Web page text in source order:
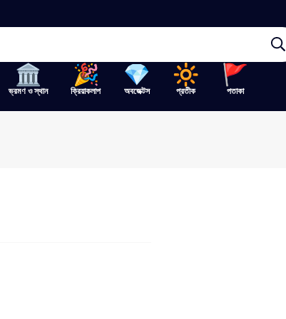
ভ্রমণ ও স্থান ক্রিয়াকলাপ অবজেক্টস প্রতীক পতাকা